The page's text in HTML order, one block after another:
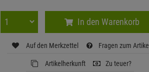
In den Warenkorb
Auf den Merkzettel Fragen zum Artikel
Artikelherkunft Zu teuer?